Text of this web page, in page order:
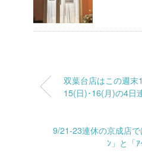
双葉台店はこの週末
15(日)･16(月)の4日
9/21-23連休の京成店で
ﾝ」と「